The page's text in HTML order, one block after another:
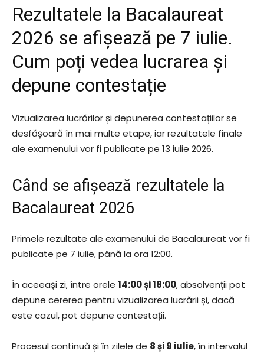
Rezultatele la Bacalaureat
2026 se afișează pe 7 iulie.
Cum poți vedea lucrarea și
depune contestație
Vizualizarea lucrărilor și depunerea contestațiilor se
desfășoară în mai multe etape, iar rezultatele finale
ale examenului vor fi publicate pe 13 iulie 2026.
Când se afișează rezultatele la
Bacalaureat 2026
Primele rezultate ale examenului de Bacalaureat vor fi
publicate pe 7 iulie, până la ora 12:00.
În aceeași zi, între orele 14:00 și 18:00, absolvenții pot
depune cererea pentru vizualizarea lucrării și, dacă
este cazul, pot depune contestații.
Procesul continuă și în zilele de 8 și 9 iulie, în intervalul